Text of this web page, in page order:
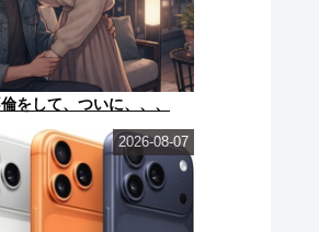
をして、ついに、、、
2026-08-07